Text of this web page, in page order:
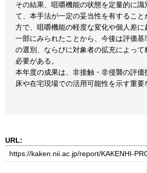
その結果、咀嚼機能の状態を定量的に識
て、本手法が一定の妥当性を有するこ
方で、咀嚼機能の軽度な変化や個人差に
一部にみられたことから、今後は評価基
の選別、ならびに対象者の拡充によって
必要がある。
本年度の成果は、非接触・非侵襲の評価
床や在宅現場での活用可能性を示す重要
URL: